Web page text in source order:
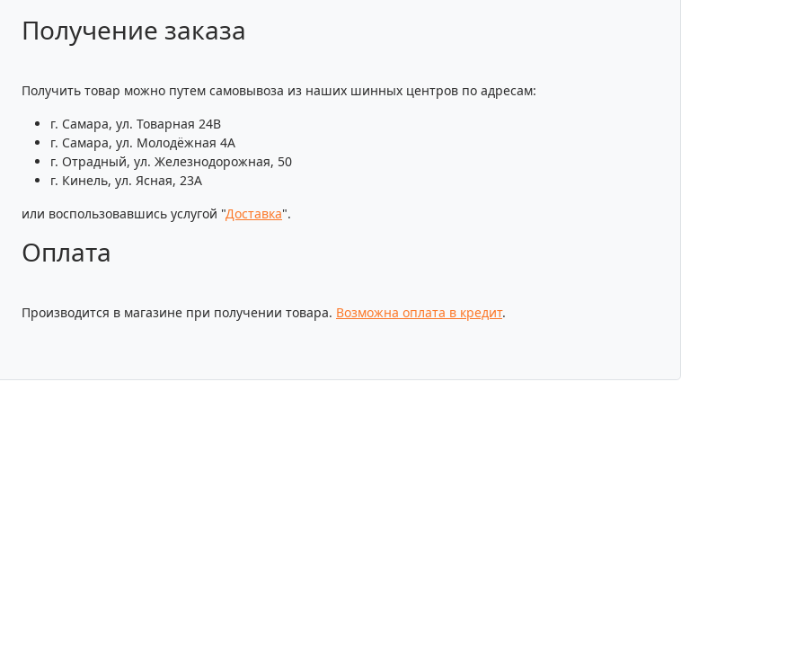
Получение заказа
Получить товар можно путем самовывоза из наших шинных центров по адресам:
г. Самара, ул. Товарная 24В
г. Самара, ул. Молодёжная 4А
г. Отрадный, ул. Железнодорожная, 50
г. Кинель, ул. Ясная, 23А
или воспользовавшись услугой "Доставка".
Оплата
Производится в магазине при получении товара. Возможна оплата в кредит.